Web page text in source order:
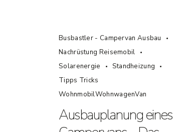
Busbastler - Campervan Ausbau
Nachrüstung Reisemobil
Solarenergie
Standheizung
Tipps Tricks
WohnmobilWohnwagenVan
Ausbauplanung eines